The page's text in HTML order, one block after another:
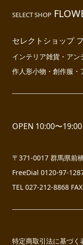
SELECT SHOP
セレクトショップ
インテリア雑貨・ア
作人形小物・創作服
OPEN 10:00〜19:00
〒371-0017 群馬県前
FreeDial 0120-97-
TEL 027-212-8868
特定商取引法に基づく